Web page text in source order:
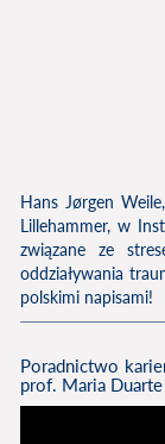
Hans Jørgen
Lillehammer, w
związane ze
oddziaływania
polskimi napisami!
Poradnictwo
prof. Maria